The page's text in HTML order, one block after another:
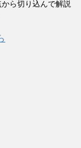
ら切り込んで解説